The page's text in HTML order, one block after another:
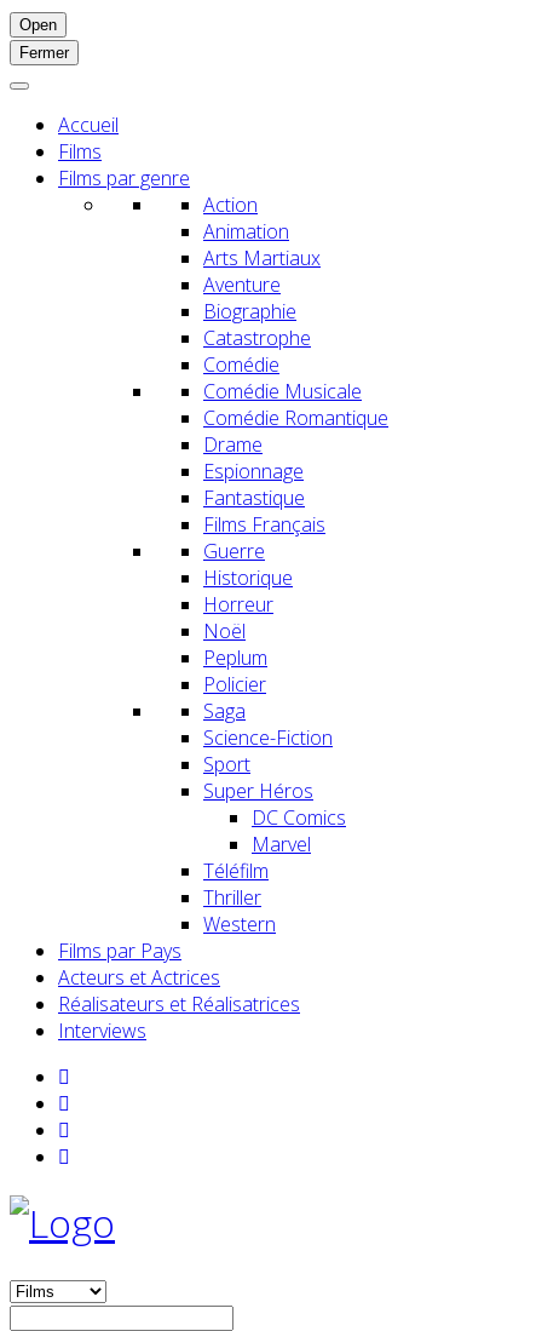
Open
Fermer
Accueil
Films
Films par genre
Action
Animation
Arts Martiaux
Aventure
Biographie
Catastrophe
Comédie
Comédie Musicale
Comédie Romantique
Drame
Espionnage
Fantastique
Films Français
Guerre
Historique
Horreur
Noël
Peplum
Policier
Saga
Science-Fiction
Sport
Super Héros
DC Comics
Marvel
Téléfilm
Thriller
Western
Films par Pays
Acteurs et Actrices
Réalisateurs et Réalisatrices
Interviews